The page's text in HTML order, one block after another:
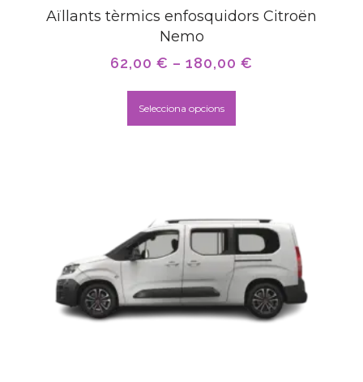
Aïllants tèrmics enfosquidors Citroën
Nemo
62,00 € – 180,00 €
Selecciona opcions